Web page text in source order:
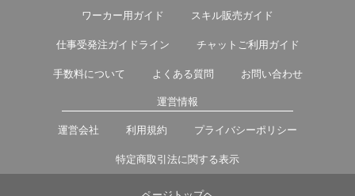
ワーカー用ガイド スキル販売ガイド
仕事受発注ガイドライン チャットご利用ガイド
手数料について よくある質問 お問い合わせ
運営情報
運営会社 利用規約 プライバシーポリシー
特定商取引法に関する表示